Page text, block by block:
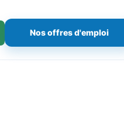
Nos offres d'emploi